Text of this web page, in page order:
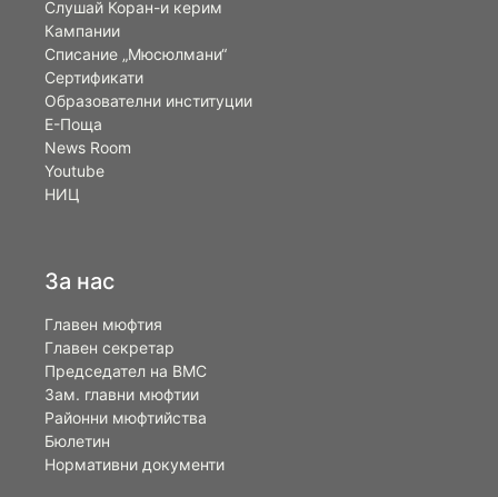
Слушай Коран-и керим
Кампании
Списание „Мюсюлмани“
Сертификати
Образователни институции
Е-Поща
News Room
Youtube
НИЦ
За нас
Главен мюфтия
Главен секретар
Председател на ВМС
Зам. главни мюфтии
Районни мюфтийства
Бюлетин
Нормативни документи